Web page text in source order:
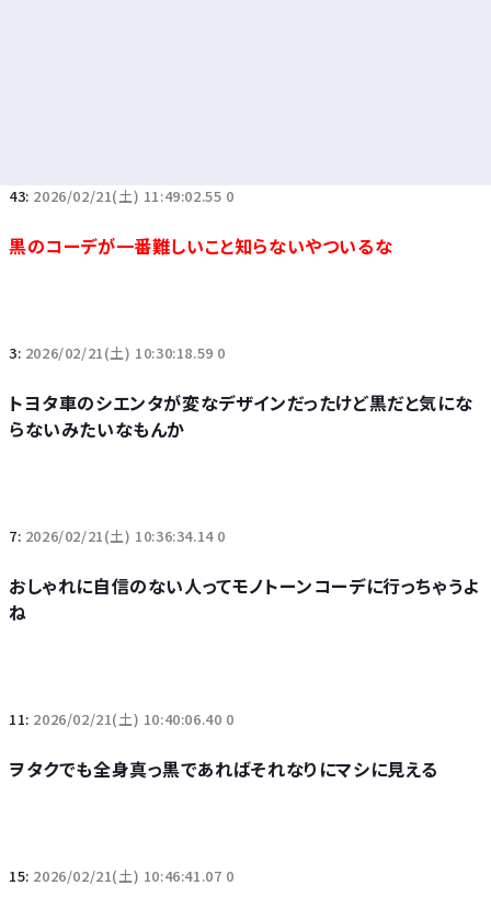
43: 2026/02/21(土) 11:49:02.55 0
黒のコーデが一番難しいこと知らないやついるな
3: 2026/02/21(土) 10:30:18.59 0
トヨタ車のシエンタが変なデザインだったけど黒だと気にな
らないみたいなもんか
7: 2026/02/21(土) 10:36:34.14 0
おしゃれに自信のない人ってモノトーンコーデに行っちゃうよ
ね
11: 2026/02/21(土) 10:40:06.40 0
ヲタクでも全身真っ黒であればそれなりにマシに見える
15: 2026/02/21(土) 10:46:41.07 0